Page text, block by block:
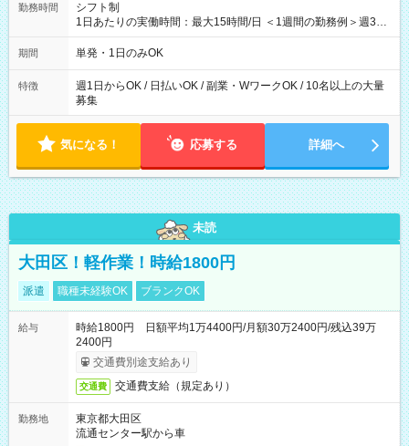
勤務時間
シフト制
1日あたりの実働時間：最大15時間/日 ＜1週間の勤務例＞週3回
勤務 勤務：月・水・金 休み：火・木・土・日 好きな時にお仕事
可能です！ ※1日あたりの最大実働時間は日勤、夜勤共に勤務し
期間 単発・1日のみOK
特徴
週1日からOK / 日払いOK / 副業・WワークOK / 10名以上の大量
募集
気になる！ 応募する 詳細へ
未読
大田区！軽作業！時給1800円
派遣 職種未経験OK ブランクOK
給与
時給1800円 日額平均1万4400円/月額30万2400円/残込39万
2400円
交通費別途支給あり
交通費 交通費支給（規定あり）
勤務地
東京都大田区
流通センター駅から車